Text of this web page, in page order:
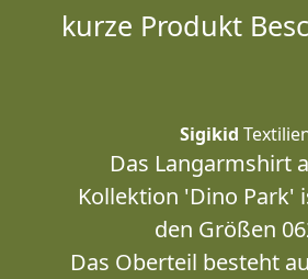
kurze Produkt
Sigikid
Das Langarmshirt
Kollektion 'Dino Park'
den Größen
Das Oberteil besteht